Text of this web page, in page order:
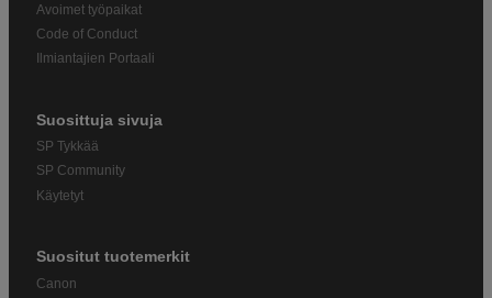
Avoimet työpaikat
Code of Conduct
Ilmiantajien Portaali
Suosittuja sivuja
SP Tykkää
SP Community
Käytetyt
Suositut tuotemerkit
Canon